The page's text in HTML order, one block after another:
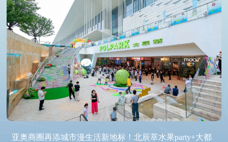
亚奥商圈再添城市漫生活新地标！北辰萃水果party+大都